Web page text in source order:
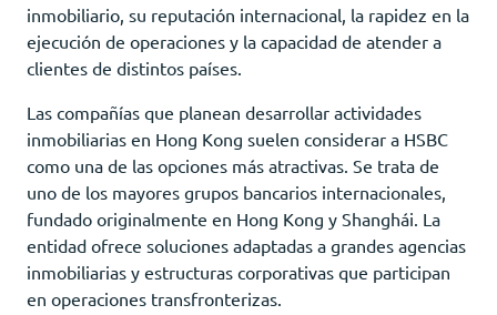
inmobiliario, su reputación internacional, la rapidez en la
ejecución de operaciones y la capacidad de atender a
clientes de distintos países.
Las compañías que planean desarrollar actividades
inmobiliarias en Hong Kong suelen considerar a HSBC
como una de las opciones más atractivas. Se trata de
uno de los mayores grupos bancarios internacionales,
fundado originalmente en Hong Kong y Shanghái. La
entidad ofrece soluciones adaptadas a grandes agencias
inmobiliarias y estructuras corporativas que participan
en operaciones transfronterizas.